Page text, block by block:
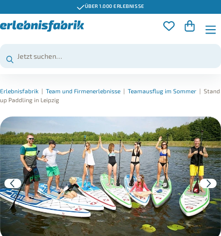
ÜBER 1.000 ERLEBNISSE
Erlebnisfabrik | Team und Firmenerlebnisse | Teamausflug im Sommer | Stand
up Paddling in Leipzig